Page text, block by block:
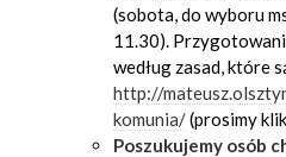
(sobota, do wyboru
11.30).
według zasad, które
http://
komunia/(prosimy
Poszukujemy osób